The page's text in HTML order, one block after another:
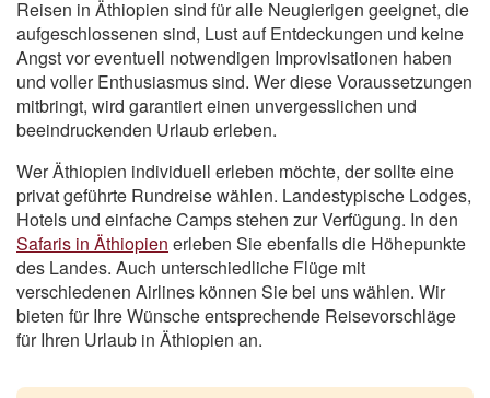
Reisen in Äthiopien sind für alle Neugierigen geeignet, die
aufgeschlossenen sind, Lust auf Entdeckungen und keine
Angst vor eventuell notwendigen Improvisationen haben
und voller Enthusiasmus sind. Wer diese Voraussetzungen
mitbringt, wird garantiert einen unvergesslichen und
beeindruckenden Urlaub erleben.
Wer Äthiopien individuell erleben möchte, der sollte eine
privat geführte Rundreise wählen. Landestypische Lodges,
Hotels und einfache Camps stehen zur Verfügung. In den
Safaris in Äthiopien erleben Sie ebenfalls die Höhepunkte
des Landes. Auch unterschiedliche Flüge mit
verschiedenen Airlines können Sie bei uns wählen. Wir
bieten für Ihre Wünsche entsprechende Reisevorschläge
für Ihren Urlaub in Äthiopien an.